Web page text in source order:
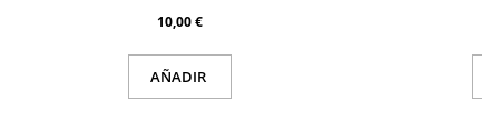
10,00 €
AÑADIR